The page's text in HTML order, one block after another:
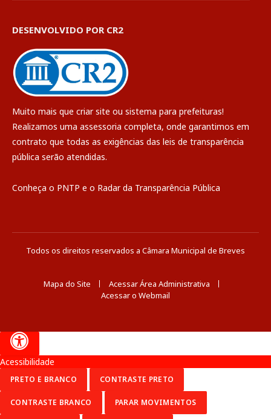
DESENVOLVIDO POR CR2
Muito mais que criar site ou sistema para prefeituras!
Realizamos uma assessoria completa, onde garantimos em
contrato que todas as exigências das leis de transparência
pública serão atendidas.
Conheça o PNTP e o Radar da Transparência Pública
Todos os direitos reservados a Câmara Municipal de Breves
Mapa do Site
Acessar Área Administrativa
Acessar o Webmail
Acessibilidade
PRETO E BRANCO CONTRASTE PRETO
CONTRASTE BRANCO PARAR MOVIMENTOS